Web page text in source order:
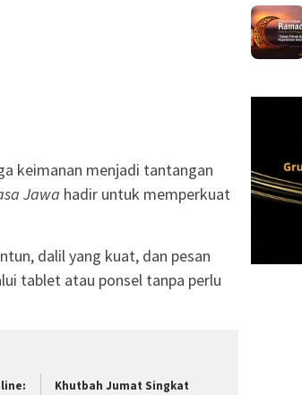
keimanan menjadi tantangan
Jawa hadir untuk memperkuat
dalil yang kuat, dan pesan
tablet atau ponsel tanpa perlu
Khutbah Jumat Singkat